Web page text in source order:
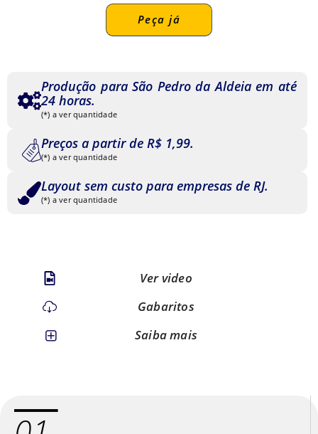
Peça já
Produção para São Pedro da Aldeia em até
24 horas.
(*) a ver quantidade
Preços a partir de R$ 1,99.
(*) a ver quantidade
Layout sem custo para empresas de RJ.
(*) a ver quantidade
Ver video
Gabaritos
Saiba mais